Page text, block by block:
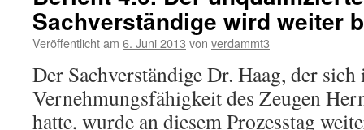
Sachverständige wird weiter
Veröffentlicht am 6. Juni 2013 von verdammt3
Der Sachverständige Dr. Haag, der
Vernehmungsfähigkeit des Zeugen
hatte, wurde an diesem Prozesstag